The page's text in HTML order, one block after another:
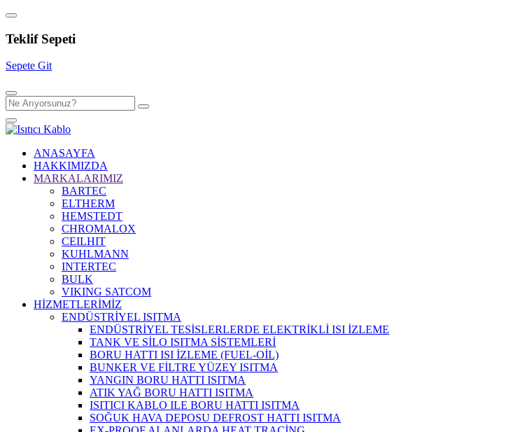
Teklif Sepeti
Sepete Git
ANASAYFA
HAKKIMIZDA
MARKALARIMIZ
BARTEC
ELTHERM
HEMSTEDT
CHROMALOX
CEILHIT
KUHLMANN
INTERTEC
BULK
VIKING SATCOM
HİZMETLERİMİZ
ENDÜSTRİYEL ISITMA
ENDÜSTRİYEL TESİSLERLERDE ELEKTRİKLİ ISI İZLEME
TANK VE SİLO ISITMA SİSTEMLERİ
BORU HATTI ISI İZLEME (FUEL-OİL)
BUNKER VE FİLTRE YÜZEY ISITMA
YANGIN BORU HATTI ISITMA
ATIK YAĞ BORU HATTI ISITMA
ISITICI KABLO ILE BORU HATTI ISITMA
SOĞUK HAVA DEPOSU DEFROST HATTI ISITMA